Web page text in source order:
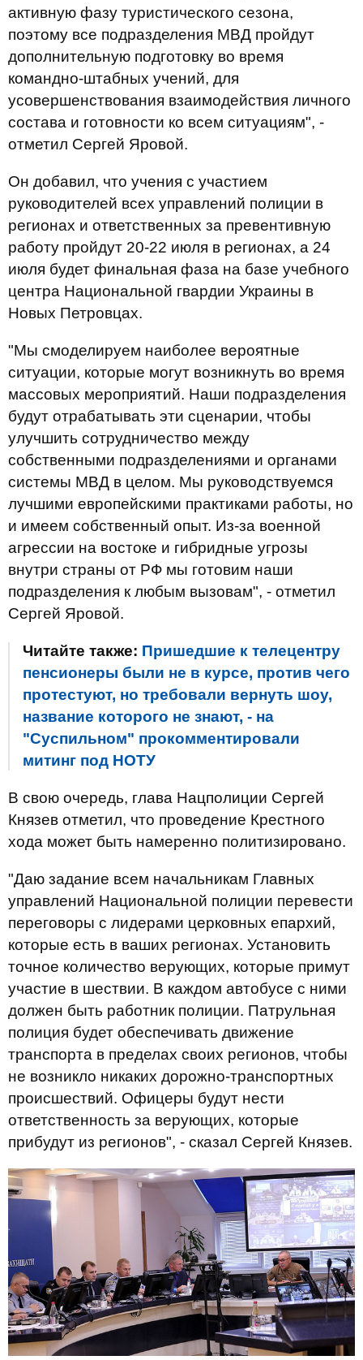
активную фазу туристического сезона,
поэтому все подразделения МВД пройдут
дополнительную подготовку во время
командно-штабных учений, для
усовершенствования взаимодействия личного
состава и готовности ко всем ситуациям", -
отметил Сергей Яровой.
Он добавил, что учения с участием
руководителей всех управлений полиции в
регионах и ответственных за превентивную
работу пройдут 20-22 июля в регионах, а 24
июля будет финальная фаза на базе учебного
центра Национальной гвардии Украины в
Новых Петровцах.
"Мы смоделируем наиболее вероятные
ситуации, которые могут возникнуть во время
массовых мероприятий. Наши подразделения
будут отрабатывать эти сценарии, чтобы
улучшить сотрудничество между
собственными подразделениями и органами
системы МВД в целом. Мы руководствуемся
лучшими европейскими практиками работы, но
и имеем собственный опыт. Из-за военной
агрессии на востоке и гибридные угрозы
внутри страны от РФ мы готовим наши
подразделения к любым вызовам", - отметил
Сергей Яровой.
Читайте также: Пришедшие к телецентру
пенсионеры были не в курсе, против чего
протестуют, но требовали вернуть шоу,
название которого не знают, - на
"Суспильном" прокомментировали
митинг под НОТУ
В свою очередь, глава Нацполиции Сергей
Князев отметил, что проведение Крестного
хода может быть намеренно политизировано.
"Даю задание всем начальникам Главных
управлений Национальной полиции перевести
переговоры с лидерами церковных епархий,
которые есть в ваших регионах. Установить
точное количество верующих, которые примут
участие в шествии. В каждом автобусе с ними
должен быть работник полиции. Патрульная
полиция будет обеспечивать движение
транспорта в пределах своих регионов, чтобы
не возникло никаких дорожно-транспортных
происшествий. Офицеры будут нести
ответственность за верующих, которые
прибудут из регионов", - сказал Сергей Князев.